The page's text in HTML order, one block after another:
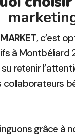
, c’est
à Montbéliard
su retenir
collaborateurs
grâce à